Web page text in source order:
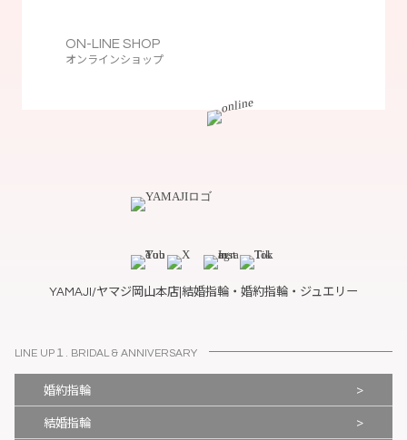
ON-LINE SHOP
オンラインショップ
YAMAJI/ヤマジ岡山本店|結婚指輪・婚約指輪・ジュエリー
LINE UP１. BRIDAL & ANNIVERSARY
婚約指輪 >
結婚指輪 >